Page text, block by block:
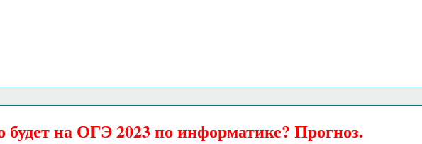
будет на ОГЭ 2023 по информатике? Прогноз.